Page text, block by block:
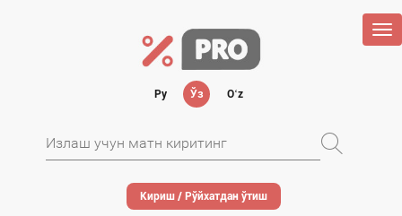
Ру Ўз Oʻz
Кириш / Рўйхатдан ўтиш